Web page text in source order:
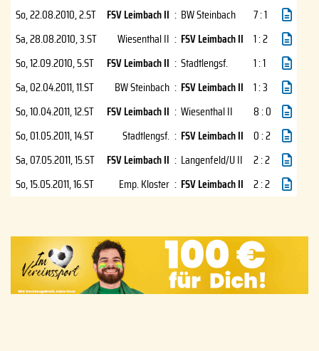
So, 22.08.2010, 2.ST FSV Leimbach II : BW Steinbach
7 : 1
Sa, 28.08.2010, 3.ST Wiesenthal II : FSV Leimbach II 1 : 2
So, 12.09.2010, 5.ST FSV Leimbach II : Stadtlengsf.
1 : 1
Sa, 02.04.2011, 11.ST BW Steinbach : FSV Leimbach II 1 : 3
So, 10.04.2011, 12.ST FSV Leimbach II : Wiesenthal II
8 : 0
So, 01.05.2011, 14.ST Stadtlengsf. : FSV Leimbach II 0 : 2
Sa, 07.05.2011, 15.ST FSV Leimbach II : Langenfeld/U II
2 : 2
So, 15.05.2011, 16.ST Emp. Kloster : FSV Leimbach II 2 : 2